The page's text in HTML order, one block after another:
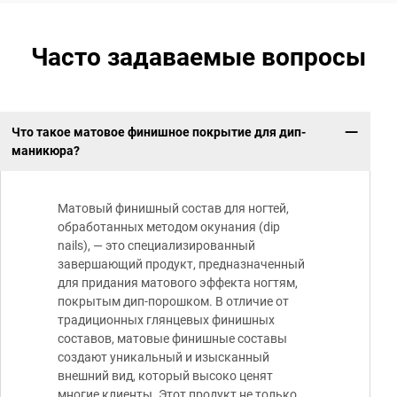
Часто задаваемые вопросы
Что такое матовое финишное покрытие для дип-
маникюра?
Матовый финишный состав для ногтей,
обработанных методом окунания (dip
nails), — это специализированный
завершающий продукт, предназначенный
для придания матового эффекта ногтям,
покрытым дип-порошком. В отличие от
традиционных глянцевых финишных
составов, матовые финишные составы
создают уникальный и изысканный
внешний вид, который высоко ценят